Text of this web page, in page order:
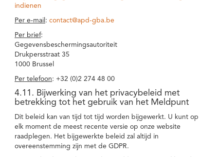
indienen
Per e-mail : contact@apd-gba.be
Per brief:
Gegevensbeschermingsautoriteit
Drukpersstraat 35
1000 Brussel
Per telefoon: +32 (0)2 274 48 00
4.11. Bijwerking van het privacybeleid met
betrekking tot het gebruik van het Meldpunt
Dit beleid kan van tijd tot tijd worden bijgewerkt. U kunt op
elk moment de meest recente versie op onze website
raadplegen. Het bijgewerkte beleid zal altijd in
overeenstemming zijn met de GDPR.